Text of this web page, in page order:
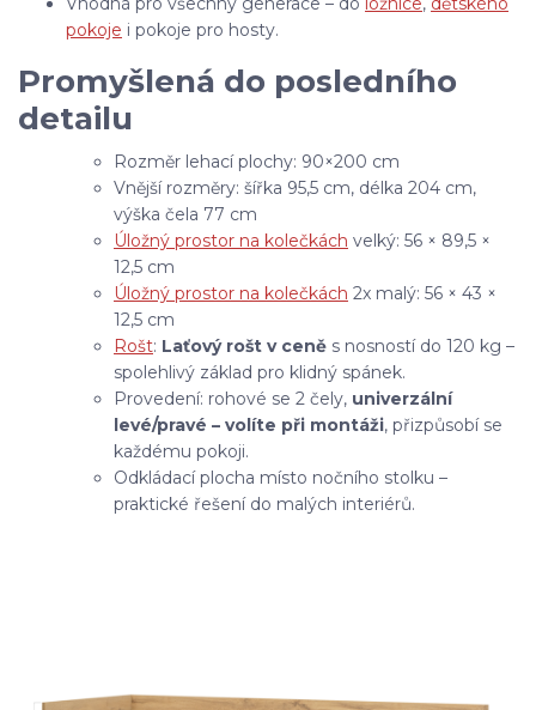
pokoje i pokoje pro hosty.
Promyšlená do posledního
detailu
Rozměr lehací plochy: 90×200 cm
Vnější rozměry: šířka 95,5 cm, délka 204 cm,
výška čela 77 cm
Úložný prostor na kolečkách velký: 56 × 89,5 ×
12,5 cm
Úložný prostor na kolečkách 2x malý: 56 × 43 ×
12,5 cm
Rošt: Laťový rošt v ceně s nosností do 120 kg –
spolehlivý základ pro klidný spánek.
Provedení: rohové se 2 čely, univerzální
levé/pravé – volíte při montáži, přizpůsobí se
každému pokoji.
Odkládací plocha místo nočního stolku –
praktické řešení do malých interiérů.